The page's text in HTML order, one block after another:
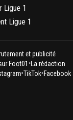
Ligue 1
Ligue 1
et publicité
Foot01 • La rédaction
•TikTok•Facebook